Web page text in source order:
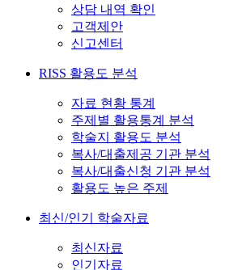
상담 내역 확인
고객제안
신고센터
RISS 활용도 분석
자료 현황 통계
주제별 활용통계 분석
학술지 활용도 분석
복사/대출제공 기관 분석
복사/대출신청 기관 분석
활용도 높은 주제
최신/인기 학술자료
최신자료
인기자료